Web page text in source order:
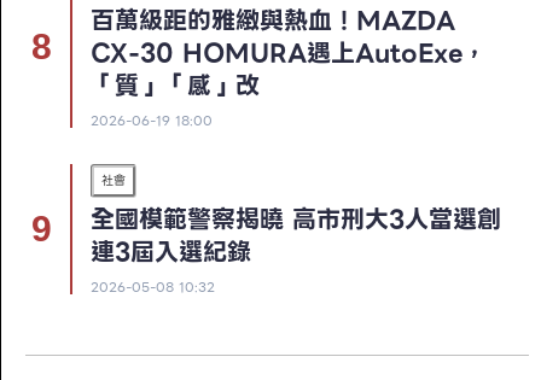
百萬級距的雅緻與熱血！MAZDA
CX-30 HOMURA遇上AutoExe，
「質」「感」改
2026-06-19 18:00
社會
全國模範警察揭曉 高市刑大3人當選創
連3屆入選紀錄
2026-05-08 10:32